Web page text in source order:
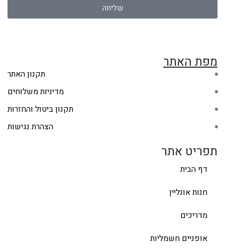
שליחה
מפת האתר
תקנון האתר
מדיניות משלוחים
תקנון ביטול והחזרות
הצהרת נגישות
תפריט אתר
דף הבית
חנות אונליין
מדריכים
אופניים חשמליות